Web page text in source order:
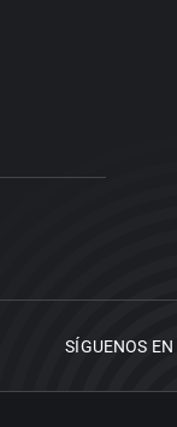
SÍGUENOS EN